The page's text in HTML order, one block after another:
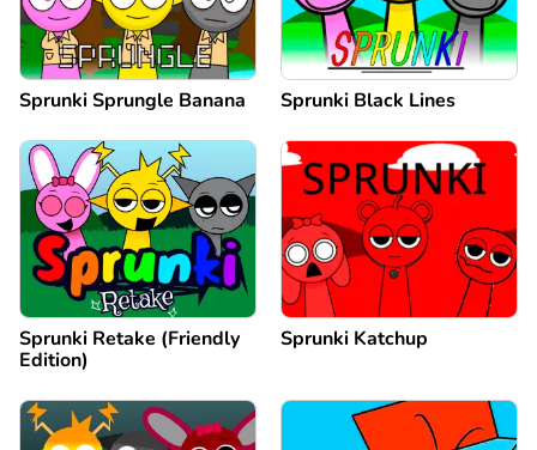
Sprunki Sprungle Banana Sprunki Black Lines
Sprunki Retake (Friendly
Edition)
Sprunki Katchup